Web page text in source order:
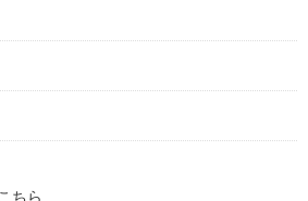
ちら